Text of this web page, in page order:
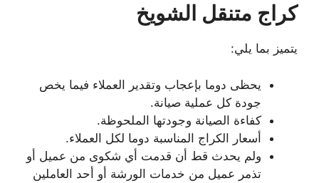
كراج متنقل الشويخ
يتميز بما يلي:
يحظى دوما بإعجاب وتقدير العملاء فيما يخص
جودة كل عملية صيانة.
كفاءة الصيانة وجودتها الملحوظة.
أسعار الكراج المناسبة دوما لكل العملاء.
ولم يحدث قط أن قدمت أي شكوى من عميل أو
تذمر عميل من خدمات الورشة أو أحد العاملين